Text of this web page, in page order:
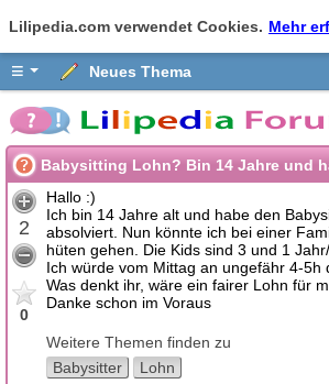
Lilipedia.com verwendet Cookies. Mehr
≡ Neues Thema
Babysitting Lohn? Bin 14 Jahre und habe den
2
0
Hallo :)
Ich bin 14 Jahre alt und habe den
absolviert. Nun könnte ich bei einer
hüten gehen. Die Kids sind 3 und 1
Ich würde vom Mittag an ungefähr 4-5h
Was denkt ihr, wäre ein fairer Lohn für
Danke schon im Voraus
Weitere Themen finden zu
Babysitter
Lohn